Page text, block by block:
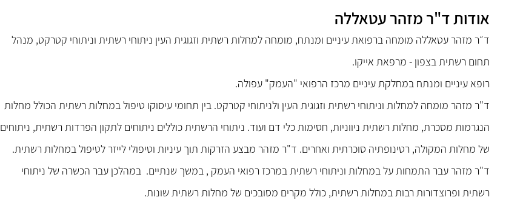
אודות ד"ר מזהר עטאללה
ד״ר מזהר עטאללה מומחה ברפואת עיניים ומנתח, מומחה למחלות רשתית וזגוגית העין ניתוחי רשתית וניתוחי קטרקט, מנהל
תחום רשתית בצפון - מרפאת אייקו.
רופא עיניים ומנתח במחלקת עיניים מרכז הרפואי "העמק" עפולה.
ד"ר מזהר מומחה למחלות וניתוחי רשתית וזגוגית העין ולניתוחי קטרקט. בין תחומי עיסוקו טיפול במחלות רשתית הכולל מחלות
הנגרמות מסכרת, מחלות רשתית ניווניות, חסימות כלי דם ועוד. ניתוחי הרשתית כוללים ניתוחים לתקון הפרדות רשתית, ניתוחים
של מחלות המקולה, רטינופתיה סוכרתית ואחרים. ד"ר מזהר מבצע הזרקות תוך עיניות וטיפולי לייזר לטיפול במחלות רשתית.
ד"ר מזהר עבר התמחות על במחלות וניתוחי רשתית במרכז רפואי העמק , במשך שנתיים. במהלכן עבר הכשרה של ניתוחי
רשתית ופרוצדורות רבות במחלות רשתית, כולל מקרים מסובכים של מחלות רשתית שונות.